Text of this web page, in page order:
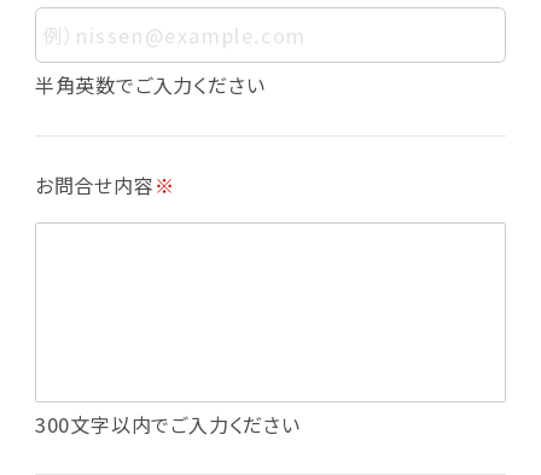
せん。
・会員登録者の個人認証
・会員ポイントプログラムの運営
・メールマガジンの配信
・本サービスに関する規約等の変更の通知
・投稿したクチコミ情報、写真の本サービスへの
半角英数でご入力ください
お問合せ内容※
300文字以内でご入力ください